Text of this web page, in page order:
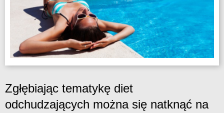
Zgłębiając tematykę diet
odchudzających można się natknąć na